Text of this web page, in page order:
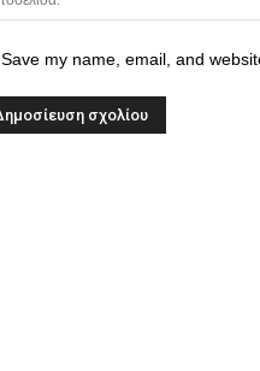
Save my name, email, and